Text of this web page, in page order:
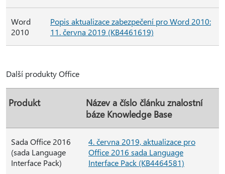
Word
2010
Popis aktualizace zabezpečení pro Word 2010:
11. června 2019 (KB4461619)
Další produkty Office
Produkt
Název a číslo článku znalostní
báze Knowledge Base
Sada Office 2016
(sada Language
Interface Pack)
4. června 2019, aktualizace pro
Office 2016 sada Language
Interface Pack (KB4464581)